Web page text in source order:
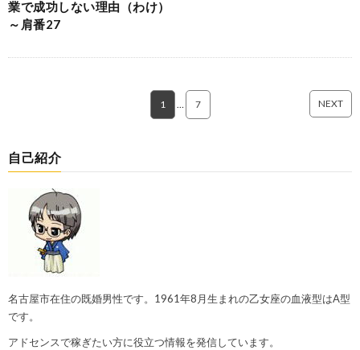
業で成功しない理由（わけ）
～肩番27
1 … 7 NEXT
自己紹介
名古屋市在住の既婚男性です。1961年8月生まれの乙女座の血液型はA型
です。
アドセンスで稼ぎたい方に役立つ情報を発信しています。